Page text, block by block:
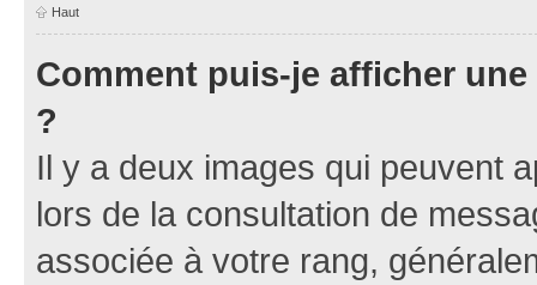
Haut
Comment puis-je afficher
?
Il y a deux images qui peuvent
lors de la consultation de
associée à votre rang,